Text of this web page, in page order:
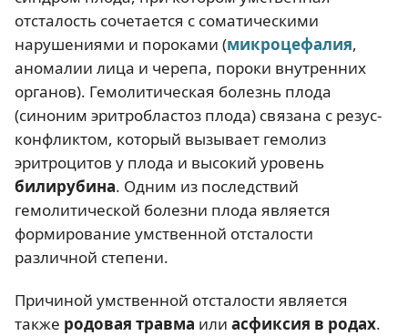
отсталость сочетается с соматическими
нарушениями и пороками (микроцефалия,
аномалии лица и черепа, пороки внутренних
органов). Гемолитическая болезнь плода
(синоним эритробластоз плода) связана с резус-
конфликтом, который вызывает гемолиз
эритроцитов у плода и высокий уровень
билирубина. Одним из последствий
гемолитической болезни плода является
формирование умственной отсталости
различной степени.
Причиной умственной отсталости является
также родовая травма или асфиксия в родах.